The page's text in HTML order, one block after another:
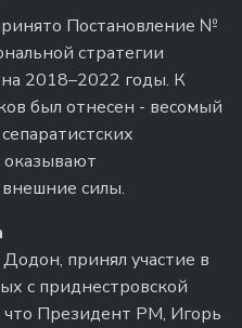
Постановление №
стратегии
2018–2022 годы. К
был отнесен - весомый
силы.
принял участие в
с приднестровской
что Президент РМ, Игорь